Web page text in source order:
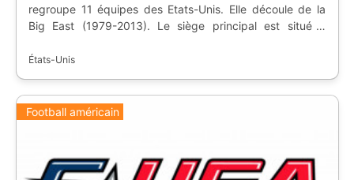
regroupe 11 équipes des Etats-Unis. Elle découle de la
Big East (1979-2013). Le siège principal est situé à
1, sous-division FBS, de la NCAA. Elle compte une
États-Unis
Football américain